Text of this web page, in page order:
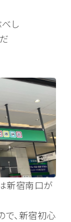
し
新宿南口が
、新宿初心